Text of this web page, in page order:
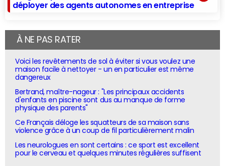
déployer des agents autonomes en entreprise
À NE PAS RATER
Voici les revêtements de sol à éviter si vous voulez une
maison facile à nettoyer - un en particulier est même
dangereux
Bertrand, maître-nageur : "Les principaux accidents
d'enfants en piscine sont dus au manque de forme
physique des parents"
Ce Français déloge les squatteurs de sa maison sans
violence grâce à un coup de fil particulièrement malin
Les neurologues en sont certains : ce sport est excellent
pour le cerveau et quelques minutes régulières suffisent